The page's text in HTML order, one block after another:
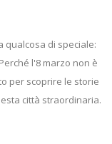
qualcosa di speciale:
l'8 marzo non è
per scoprire le storie
città straordinaria.